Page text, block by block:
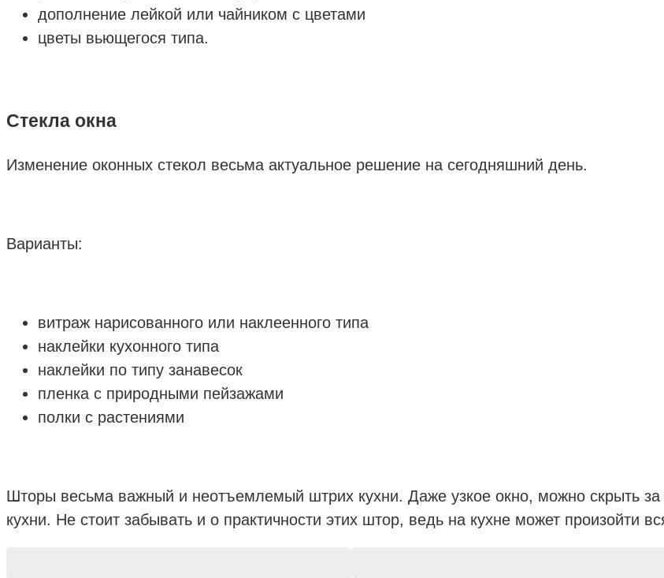
дополнение лейкой или чайником с цветами
цветы вьющегося типа.
Стекла окна
Изменение оконных стекол весьма актуальное решение на сегодняшний день.
Варианты:
витраж нарисованного или наклеенного типа
наклейки кухонного типа
наклейки по типу занавесок
пленка с природными пейзажами
полки с растениями
Шторы весьма важный и неотъемлемый штрих кухни. Даже узкое окно, можно скрыть
кухни. Не стоит забывать и о практичности этих штор, ведь на кухне может произойти